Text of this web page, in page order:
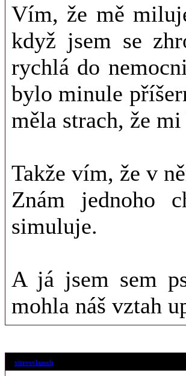
Vím, že mě
když jsem se
rychlá do
bylo minule
měla strach, že
Takže vím, že v
Znám jednoho
simuluje.
A já jsem sem
mohla náš vztah
vitrvevlasech